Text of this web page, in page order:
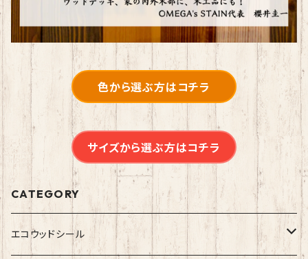
色から選ぶ方はコチラ
サイズから選ぶ方はコチラ
CATEGORY
エコウッドシール